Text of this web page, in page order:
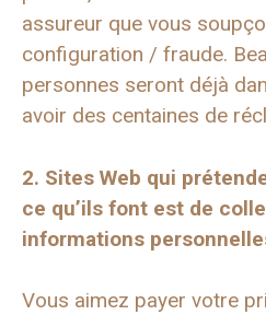
assureur que vous
configuration / fraude.
personnes seront déjà
avoir des centaines de
2. Sites Web qui
ce qu’ils font est de
informations
Vous aimez payer votre